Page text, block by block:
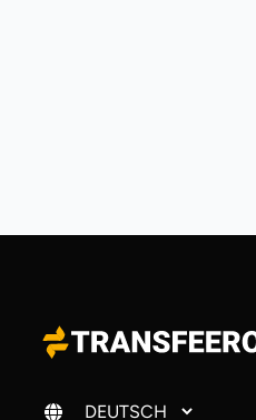
Sprache ändern